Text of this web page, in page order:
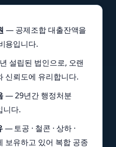
— 공제조합 대출잔액을
용입니다.
설립된 법인으로, 오랜
신뢰도에 유리합니다.
— 29년간 행정처분
니다.
— 토공 · 철콘 · 상하 ·
보유하고 있어 복합 공종